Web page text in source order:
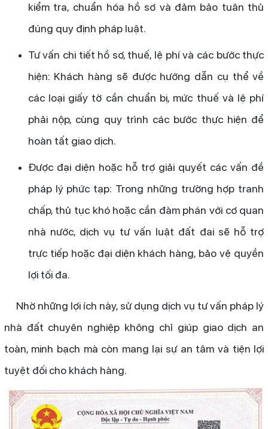
kiểm tra, chuẩn hóa hồ sơ và đảm bảo tuân thủ
đúng quy định pháp luật.
Tư vấn chi tiết hồ sơ, thuế, lệ phí và các bước thực
hiện: Khách hàng sẽ được hướng dẫn cụ thể về
các loại giấy tờ cần chuẩn bị, mức thuế và lệ phí
phải nộp, cùng quy trình các bước thực hiện để
hoàn tất giao dịch.
Được đại diện hoặc hỗ trợ giải quyết các vấn đề
pháp lý phức tạp: Trong những trường hợp tranh
chấp, thủ tục khó hoặc cần đàm phán với cơ quan
nhà nước, dịch vụ tư vấn luật đất đai sẽ hỗ trợ
trực tiếp hoặc đại diện khách hàng, bảo vệ quyền
lợi tối đa.
Nhờ những lợi ích này, sử dụng dịch vụ tư vấn pháp lý
nhà đất chuyên nghiệp không chỉ giúp giao dịch an
toàn, minh bạch mà còn mang lại sự an tâm và tiện lợi
tuyệt đối cho khách hàng.